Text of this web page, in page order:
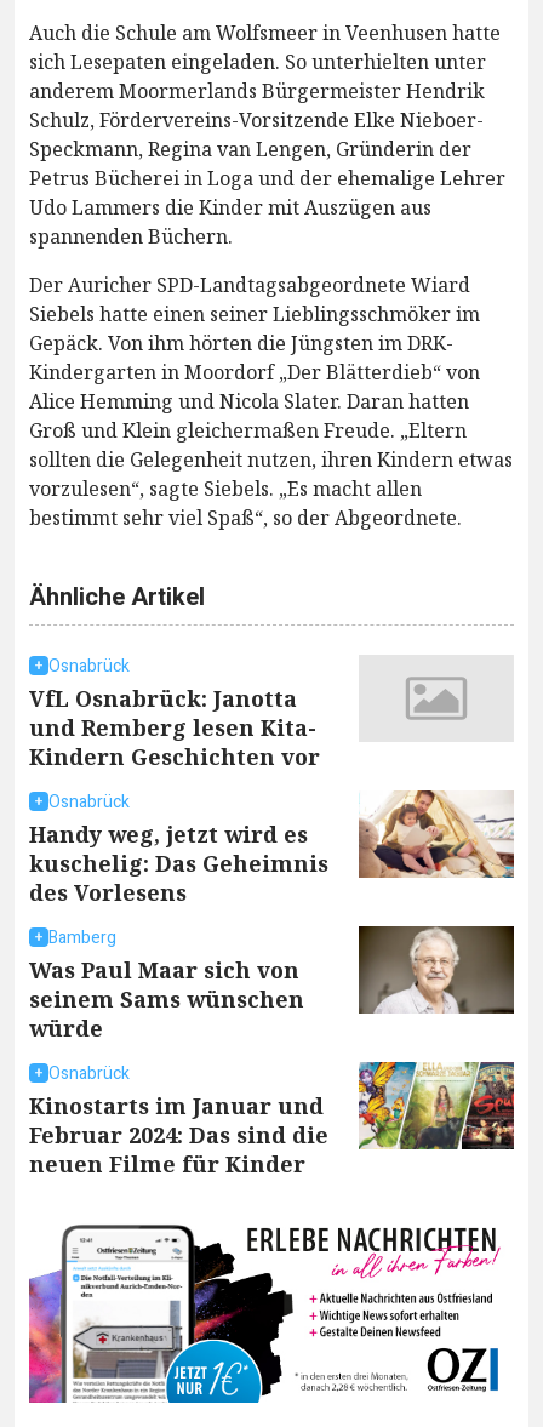
Auch die Schule am Wolfsmeer in Veenhusen hatte
sich Lesepaten eingeladen. So unterhielten unter
anderem Moormerlands Bürgermeister Hendrik
Schulz, Fördervereins-Vorsitzende Elke Nieboer-
Speckmann, Regina van Lengen, Gründerin der
Petrus Bücherei in Loga und der ehemalige Lehrer
Udo Lammers die Kinder mit Auszügen aus
spannenden Büchern.
Der Auricher SPD-Landtagsabgeordnete Wiard
Siebels hatte einen seiner Lieblingsschmöker im
Gepäck. Von ihm hörten die Jüngsten im DRK-
Kindergarten in Moordorf „Der Blätterdieb“ von
Alice Hemming und Nicola Slater. Daran hatten
Groß und Klein gleichermaßen Freude. „Eltern
sollten die Gelegenheit nutzen, ihren Kindern etwas
vorzulesen“, sagte Siebels. „Es macht allen
bestimmt sehr viel Spaß“, so der Abgeordnete.
Ähnliche Artikel
Osnabrück
VfL Osnabrück: Janotta
und Remberg lesen Kita-
Kindern Geschichten vor
Osnabrück
Handy weg, jetzt wird es
kuschelig: Das Geheimnis
des Vorlesens
Bamberg
Was Paul Maar sich von
seinem Sams wünschen
würde
Osnabrück
Kinostarts im Januar und
Februar 2024: Das sind die
neuen Filme für Kinder